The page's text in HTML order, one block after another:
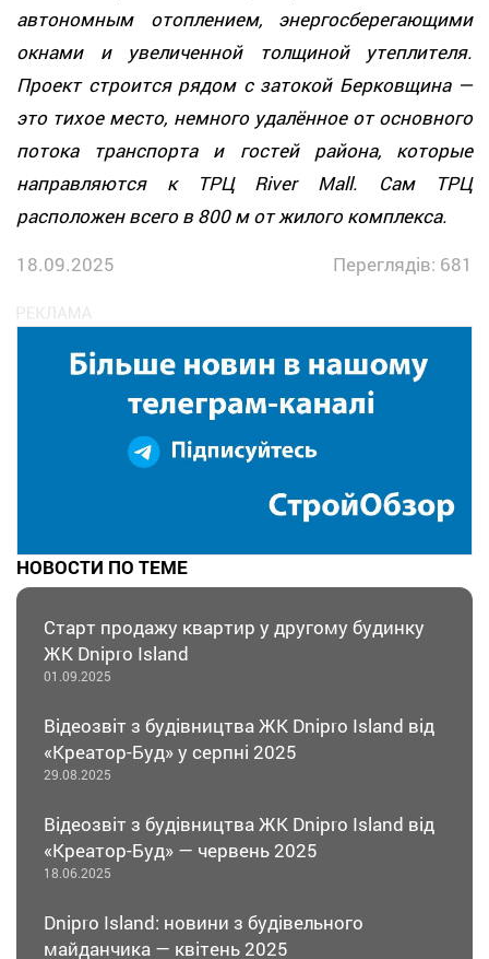
автономным отоплением, энергосберегающими
окнами и увеличенной толщиной утеплителя.
Проект строится рядом с затокой Берковщина —
это тихое место, немного удалённое от основного
потока транспорта и гостей района, которые
направляются к ТРЦ River Mall. Сам ТРЦ
расположен всего в 800 м от жилого комплекса.
18.09.2025
Переглядів: 681
НОВОСТИ ПО ТЕМЕ
Старт продажу квартир у другому будинку
ЖК Dnipro Island
01.09.2025
Відеозвіт з будівництва ЖК Dnipro Island від
«Креатор-Буд» у серпні 2025
29.08.2025
Відеозвіт з будівництва ЖК Dnipro Island від
«Креатор-Буд» — червень 2025
18.06.2025
Dnipro Island: новини з будівельного
майданчика — квітень 2025